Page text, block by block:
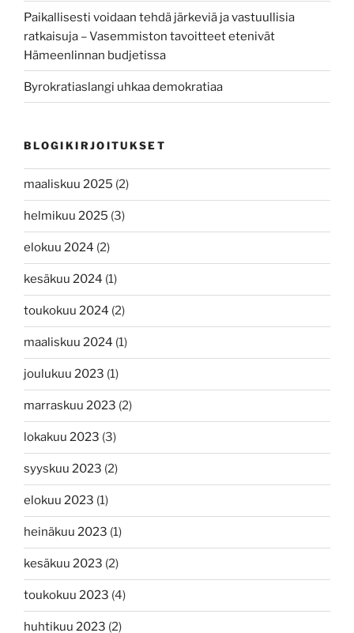
Paikallisesti voidaan tehdä järkeviä ja vastuullisia
ratkaisuja – Vasemmiston tavoitteet etenivät
Hämeenlinnan budjetissa
Byrokratiaslangi uhkaa demokratiaa
BLOGIKIRJOITUKSET
maaliskuu 2025 (2)
helmikuu 2025 (3)
elokuu 2024 (2)
kesäkuu 2024 (1)
toukokuu 2024 (2)
maaliskuu 2024 (1)
joulukuu 2023 (1)
marraskuu 2023 (2)
lokakuu 2023 (3)
syyskuu 2023 (2)
elokuu 2023 (1)
heinäkuu 2023 (1)
kesäkuu 2023 (2)
toukokuu 2023 (4)
huhtikuu 2023 (2)